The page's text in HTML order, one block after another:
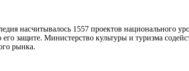
насчитывалось 1557 проектов национального
защите. Министерство культуры и туризма
рынка.